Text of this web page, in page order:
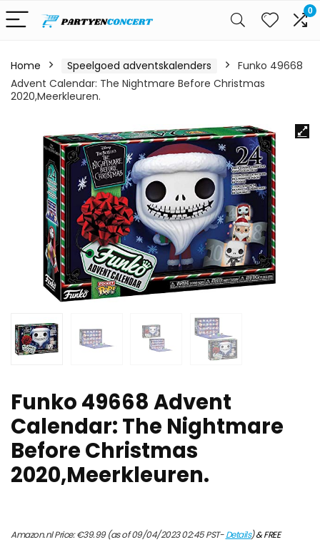
0
Home Speelgoed adventskalenders
Funko 49668
Advent Calendar: The Nightmare Before Christmas
2020,Meerkleuren.
Funko 49668 Advent
Calendar: The Nightmare
Before Christmas
2020,Meerkleuren.
Amazon.nl Price:€39.99(as of 09/04/2023 02:45 PST-Details)&FREE